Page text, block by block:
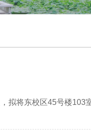
拟将东校区45号楼103